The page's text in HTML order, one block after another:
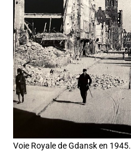
Voie Royale de Gdansk en 1945.